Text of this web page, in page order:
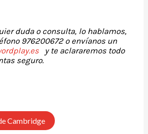
duda o consulta, lo hablamos,
976200672 o envíanos un
y te aclararemos todo
seguro.
Cambridge